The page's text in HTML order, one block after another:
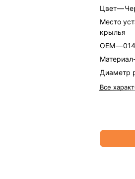
Цвет—
Место
крылья
OEM—
Материал
Диаметр
Все